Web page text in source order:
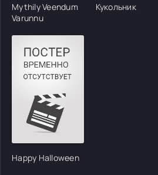
Mythily Veendum
Varunnu
Кукольник
Happy Halloween